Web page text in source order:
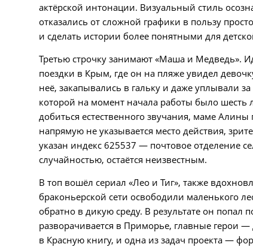
актёрской интонации. Визуальный стиль
отказались от сложной графики в пользу
и сделать истории более понятными для
Третью строчку занимают «Маша и Медведь».
поездки в Крым, где он на пляже увидел
неё, закапывались в гальку и даже уплывали
которой на момент начала работы было шесть
добиться естественного звучания, маме
напрямую не указывается место действия,
указан индекс 625537 — почтовое отделение
случайностью, остаётся неизвестным.
В топ вошёл сериал «Лео и Тиг», также
браконьерской сети освободили маленького
обратно в дикую среду. В результате он попал
разворачивается в Приморье, главные герои
в Красную книгу, и одна из задач проекта —